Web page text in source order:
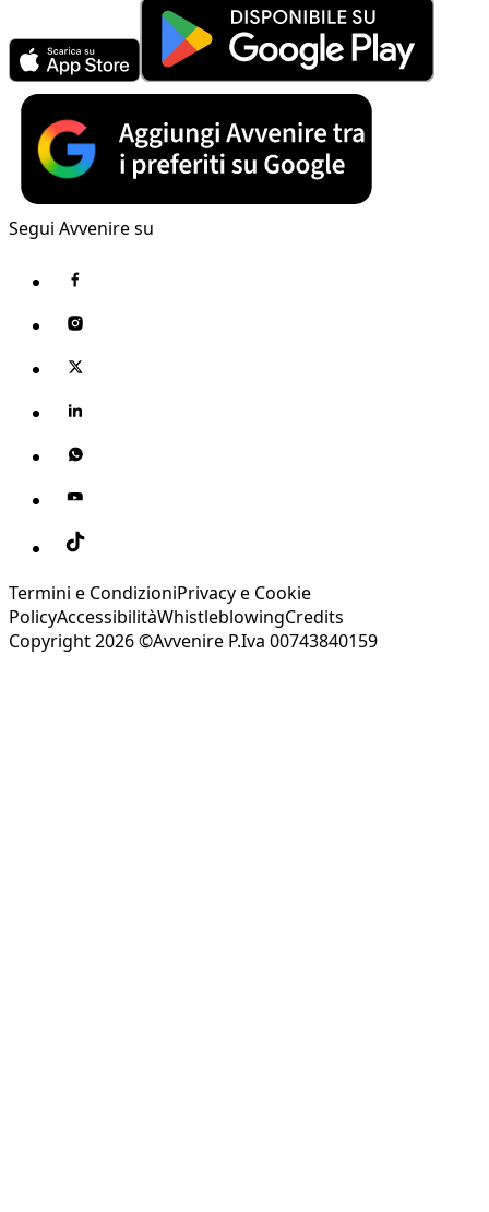
Segui Avvenire su
Termini e CondizioniPrivacy e Cookie
PolicyAccessibilitàWhistleblowingCredits
Copyright 2026 ©Avvenire P.Iva 00743840159